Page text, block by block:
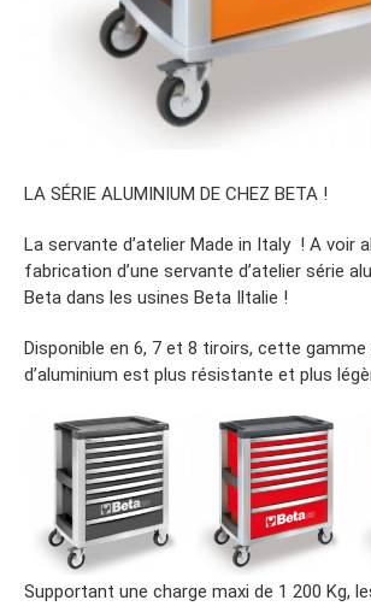
LA SÉRIE ALUMINIUM DE CHEZ BETA !
La servante d’atelier Made in Italy ! A voir
fabrication d’une servante d’atelier série
Beta dans les usines Beta Iltalie !
Disponible en 6, 7 et 8 tiroirs, cette gamme
d’aluminium est plus résistante et plus
Supportant une charge maxi de 1 200 Kg,